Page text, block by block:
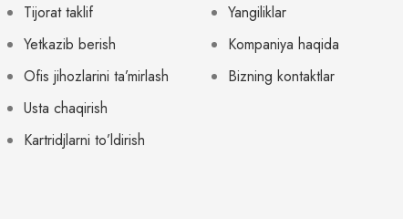
Tijorat taklif
Yetkazib berish
Ofis jihozlarini ta’mirlash
Usta chaqirish
Kartridjlarni to’ldirish
Yangiliklar
Kompaniya haqida
Bizning kontaktlar